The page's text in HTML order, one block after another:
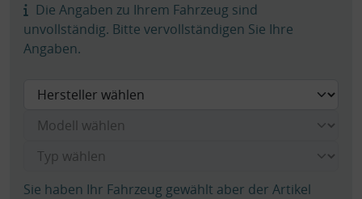
Die Angaben zu Ihrem Fahrzeug sind
unvollständig. Bitte vervollständigen Sie Ihre
Angaben.
Sie haben Ihr Fahrzeug gewählt aber der Artikel